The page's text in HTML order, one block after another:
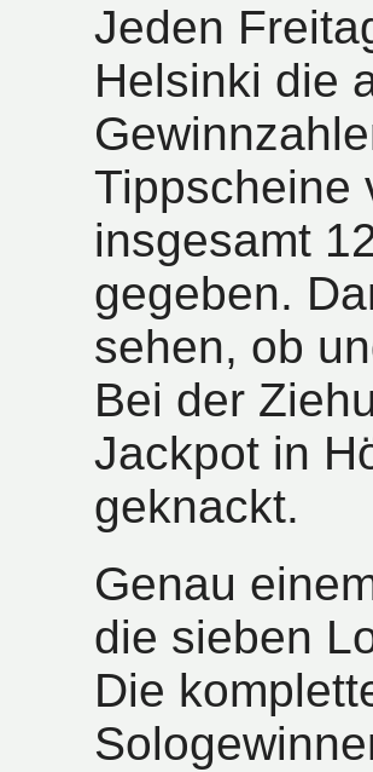
Jeden
Helsinki die
Tippscheine
insgesamt
gegeben.
sehen, ob
Bei der
Jackpot in
geknackt.
Genau
die sieben
Die